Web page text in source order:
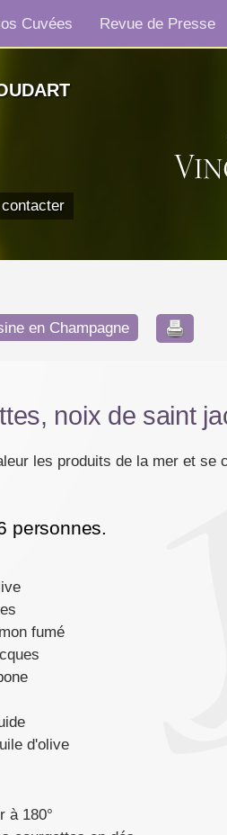
en Champagne
noix de saint
les produits de la mer et se
personnes.
fumé
d'olive
à 180°
Cuvées Revue de Presse